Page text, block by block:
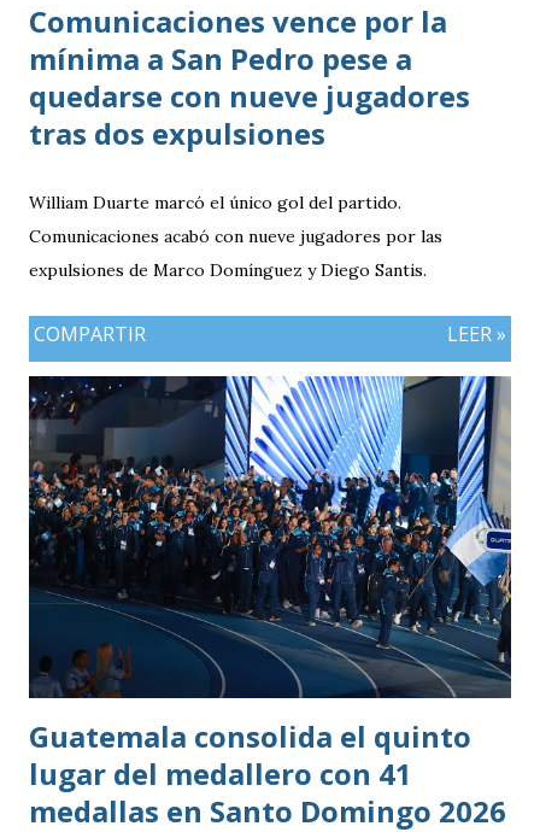
Comunicaciones vence por la
mínima a San Pedro pese a
quedarse con nueve jugadores
tras dos expulsiones
William Duarte marcó el único gol del partido.
Comunicaciones acabó con nueve jugadores por las
expulsiones de Marco Domínguez y Diego Santis.
COMPARTIR LEER »
Guatemala consolida el quinto
lugar del medallero con 41
medallas en Santo Domingo 2026